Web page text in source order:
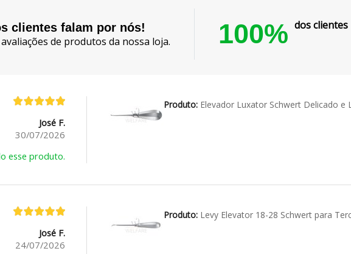
clientes falam por nós!
de produtos da nossa loja.
100% dos
José F.
30/07/2026
esse produto.
Produto:Elevador Luxator Schwert Delicado e
José F.
24/07/2026
Produto:Levy Elevator 18-28 Schwert para